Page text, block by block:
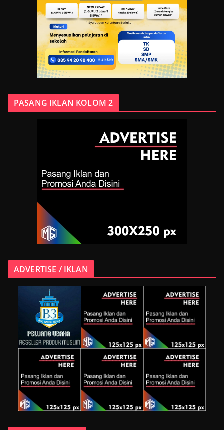
PASANG IKLAN KOLOM 2
ADVERTISE / IKLAN